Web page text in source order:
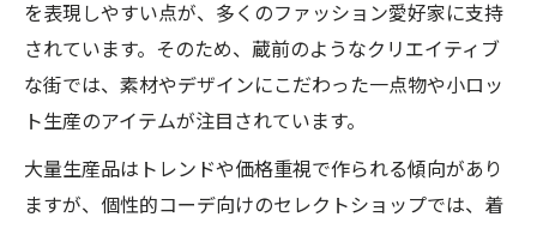
を表現しやすい点が、多くのファッション愛好家に支持
されています。そのため、蔵前のようなクリエイティブ
な街では、素材やデザインにこだわった一点物や小ロッ
ト生産のアイテムが注目されています。
大量生産品はトレンドや価格重視で作られる傾向があり
ますが、個性的コーデ向けのセレクトショップでは、着